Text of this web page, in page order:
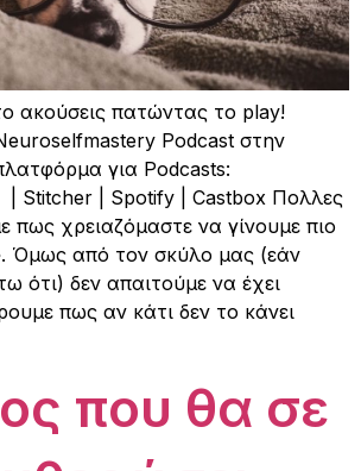
ακούσεις πατώντας το play!
Podcast στην
για Podcasts:
| Stitcher | Spotify | Castbox Πολλες
πως χρειαζόμαστε να γίνουμε πιο
Όμως από τον σκύλο μας (εάν
ότι) δεν απαιτούμε να έχει
πως αν κάτι δεν το κάνει
που θα σε